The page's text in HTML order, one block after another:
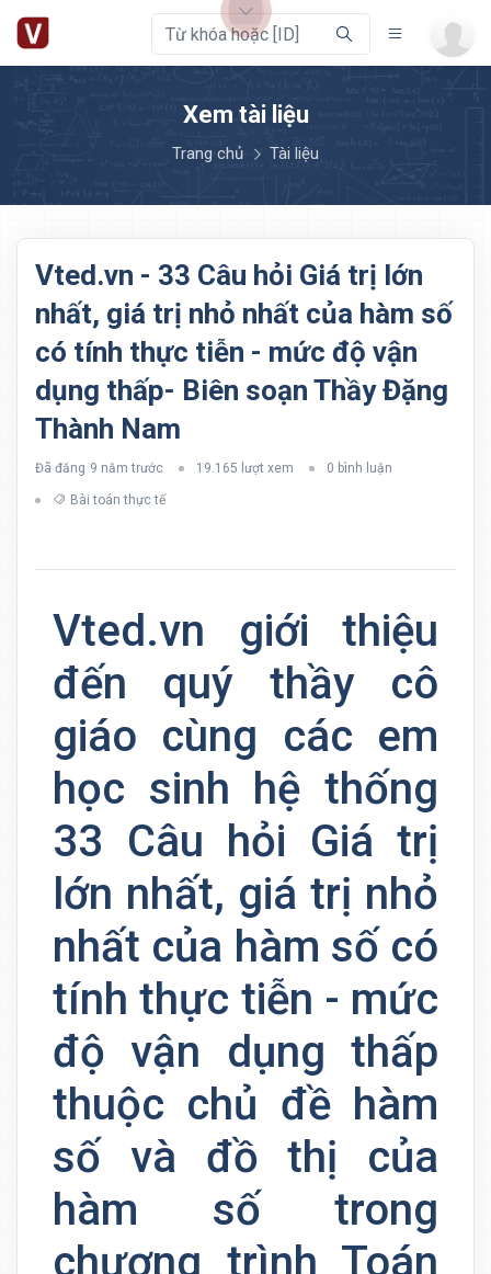
Xem tài liệu
Trang chủ Tài liệu
Vted.vn - 33 Câu hỏi Giá trị lớn
nhất, giá trị nhỏ nhất của hàm số
có tính thực tiễn - mức độ vận
dụng thấp- Biên soạn Thầy Đặng
Thành Nam
Đã đăng 9 năm trước 19.165 lượt xem 0 bình luận
Bài toán thực tế
Vted.vn giới thiệu
đến quý thầy cô
giáo cùng các em
học sinh hệ thống
33 Câu hỏi Giá trị
lớn nhất, giá trị nhỏ
nhất của hàm số có
tính thực tiễn - mức
độ vận dụng thấp
thuộc chủ đề hàm
số và đồ thị của
hàm số trong
chương trình Toán